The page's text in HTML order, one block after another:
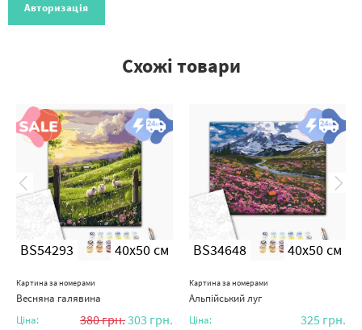
Авторизація
Схожі товари
BS54293 40x50 см
Картина за номерами
Весняна галявина
Ціна: 380грн.303 грн.
BS34648 40x50 см
Картина за номерами
Альпійський луг
Ціна: 325 грн.